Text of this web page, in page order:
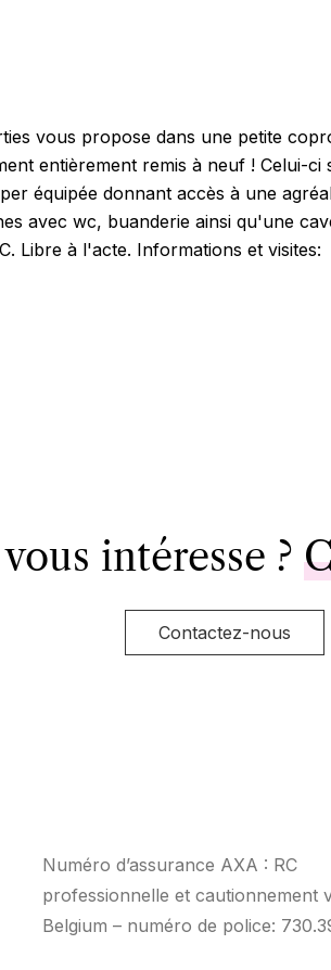
vous propose dans une petite
entièrement remis à neuf ! Celui-ci
équipée donnant accès à une
avec wc, buanderie ainsi qu'une
Libre à l'acte. Informations et visites:
intéresse ?
Contactez-nous
Numéro d’assurance AXA : RC
professionnelle et cautionnement
Belgium – numéro de police: